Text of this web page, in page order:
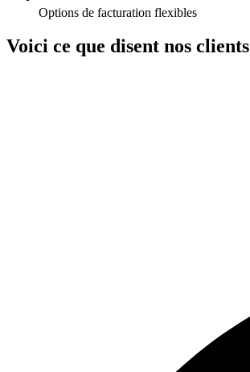
Options de facturation flexibles
Voici ce que disent nos clients